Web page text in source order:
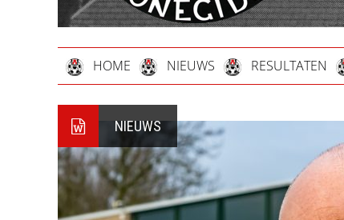
HOME NIEUWS RESULTATEN
NIEUWS